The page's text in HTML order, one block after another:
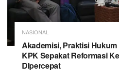
NASIONAL
Akademisi, Praktisi
KPK Sepakat Reformasi
Dipercepat